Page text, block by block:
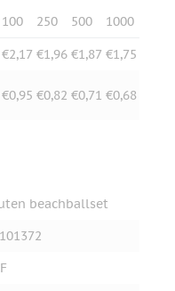
100 250 500 1000
€2,17 €1,96 €1,87 €1,75
€0,95 €0,82 €0,71 €0,68
beachballset